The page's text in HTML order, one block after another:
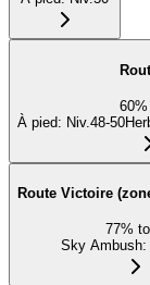
60%
À pied: Niv.48-50
Route Victoire
77%
Sky Ambush: